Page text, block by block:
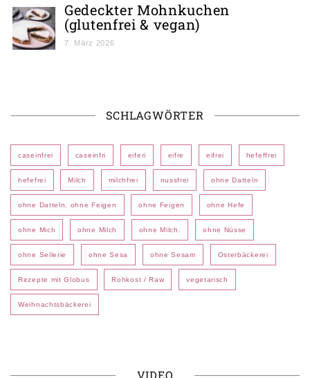
Gedeckter Mohnkuchen
(glutenfrei & vegan)
7. März 2026
SCHLAGWÖRTER
caseinfrei caseinfri eiferi eifre eifrei hefeffrei
hefefrei Milch milchfrei nussfrei ohne Datteln
ohne Datteln. ohne Feigen ohne Feigen ohne Hefe
ohne Mich ohne Milch ohne Milch. ohne Nüsse
ohne Sellerie ohne Sesa ohne Sesam Osterbäckerei
Rezepte mit Globus Rohkost / Raw vegetarisch
Weihnachtsbäckerei
VIDEO